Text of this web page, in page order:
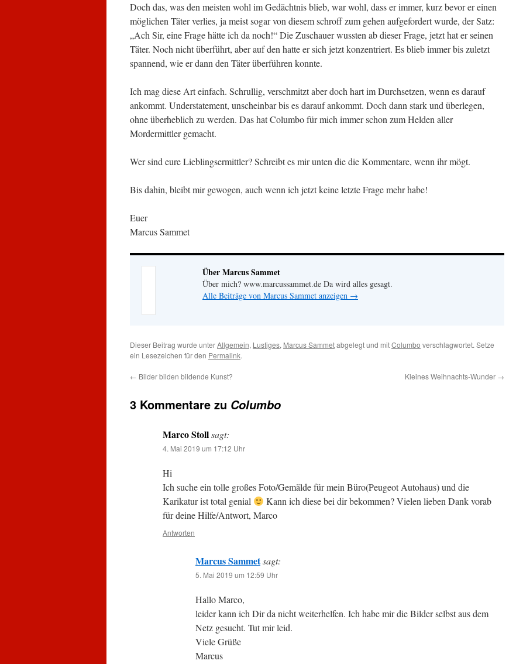
Doch das, was den meisten wohl im Gedächtnis blieb, war wohl, dass er immer, kurz bevor er einen
möglichen Täter verlies, ja meist sogar von diesem schroff zum gehen aufgefordert wurde, der Satz:
„Ach Sir, eine Frage hätte ich da noch!“ Die Zuschauer wussten ab dieser Frage, jetzt hat er seinen
Täter. Noch nicht überführt, aber auf den hatte er sich jetzt konzentriert. Es blieb immer bis zuletzt
spannend, wie er dann den Täter überführen konnte.
Ich mag diese Art einfach. Schrullig, verschmitzt aber doch hart im Durchsetzen, wenn es darauf
ankommt. Understatement, unscheinbar bis es darauf ankommt. Doch dann stark und überlegen,
ohne überheblich zu werden. Das hat Columbo für mich immer schon zum Helden aller
Mordermittler gemacht.
Wer sind eure Lieblingsermittler? Schreibt es mir unten die die Kommentare, wenn ihr mögt.
Bis dahin, bleibt mir gewogen, auch wenn ich jetzt keine letzte Frage mehr habe!
Euer
Marcus Sammet
Über Marcus Sammet
Über mich? www.marcussammet.de Da wird alles gesagt.
Alle Beiträge von Marcus Sammet anzeigen →
Dieser Beitrag wurde unterAllgemein, Lustiges, Marcus Sammetabgelegt und mitColumbo verschlagwortet. Setze
ein Lesezeichen für den Permalink.
← Bilder bilden bildende Kunst? Kleines Weihnachts-Wunder →
3 Kommentare zu Columbo
Marco Stollsagt:
4. Mai 2019 um 17:12 Uhr
Hi
Ich suche ein tolle großes Foto/Gemälde für mein Büro(Peugeot Autohaus) und die
Karikatur ist total genial
Kann ich diese bei dir bekommen? Vielen lieben Dank vorab
für deine Hilfe/Antwort, Marco
Antworten
Marcus Sammetsagt:
5. Mai 2019 um 12:59 Uhr
Hallo Marco,
leider kann ich Dir da nicht weiterhelfen. Ich habe mir die Bilder selbst aus dem
Netz gesucht. Tut mir leid.
Viele Grüße
Marcus